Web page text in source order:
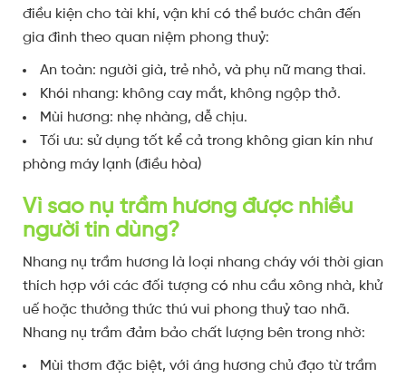
điều kiện cho tài khí, vận khí có thể bước chân đến
gia đình theo quan niệm phong thuỷ:
An toàn: người già, trẻ nhỏ, và phụ nữ mang thai.
Khói nhang: không cay mắt, không ngộp thở.
Mùi hương: nhẹ nhàng, dễ chịu.
Tối ưu: sử dụng tốt kể cả trong không gian kín như
phòng máy lạnh (điều hòa)
Vì sao nụ trầm hương được nhiều
người tin dùng?
Nhang nụ trầm hương là loại nhang cháy với thời gian
thích hợp với các đối tượng có nhu cầu xông nhà, khử
uế hoặc thưởng thức thú vui phong thuỷ tao nhã.
Nhang nụ trầm đảm bảo chất lượng bên trong nhờ:
Mùi thơm đặc biệt, với áng hương chủ đạo từ trầm